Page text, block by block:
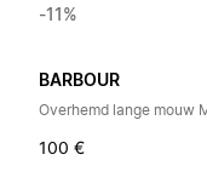
-11%
BARBOUR
100 €